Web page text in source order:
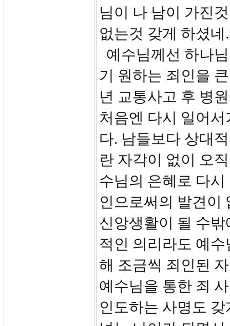
님이 나 남이 가진
없는것 갖게 하셨네
예수님께선 하나
기 원하는 죄인을
년 교통사고 후 병
처음엔 다시 일어
다. 남들보다 상대
란 자각이 없이 오
수님의 은혜로 다
인으로써의 발견이
신앙생활이 될 수
적인 의리라도 예
해 조금씩 죄인된
예수님을 통한 죄
인도하는 사명도